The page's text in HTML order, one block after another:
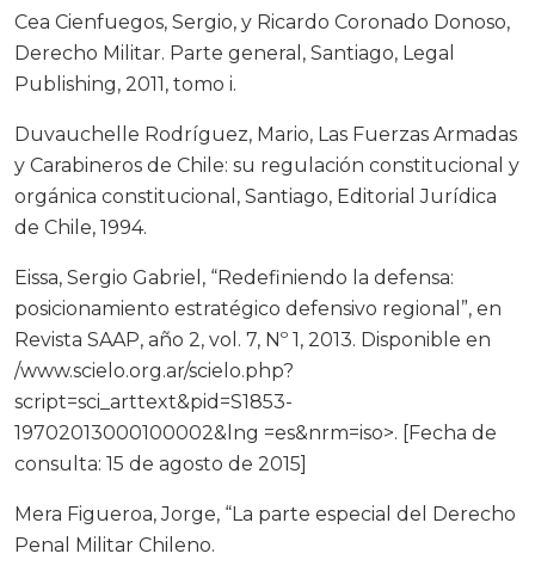
Cea Cienfuegos, Sergio, y Ricardo Coronado Donoso,
Derecho Militar. Parte general, Santiago, Legal
Publishing, 2011, tomo i.
Duvauchelle Rodríguez, Mario, Las Fuerzas Armadas
y Carabineros de Chile: su regulación constitucional y
orgánica constitucional, Santiago, Editorial Jurídica
de Chile, 1994.
Eissa, Sergio Gabriel, “Redefiniendo la defensa:
posicionamiento estratégico defensivo regional”, en
Revista SAAP, año 2, vol. 7, Nº 1, 2013. Disponible en
/www.scielo.org.ar/scielo.php?
script=sci_arttext&pid=S1853-
19702013000100002&lng =es&nrm=iso>. [Fecha de
consulta: 15 de agosto de 2015]
Mera Figueroa, Jorge, “La parte especial del Derecho
Penal Militar Chileno.